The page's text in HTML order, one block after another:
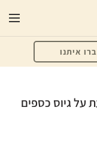
איתנו
על גיוס כספים